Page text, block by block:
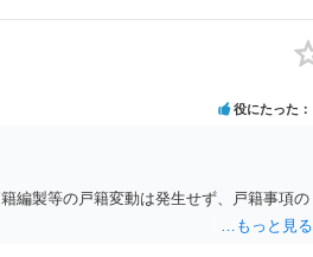
談してみてはいかがでしょうか。 以上、
役にたった
編製等の戸籍変動は発生せず、戸籍事項の